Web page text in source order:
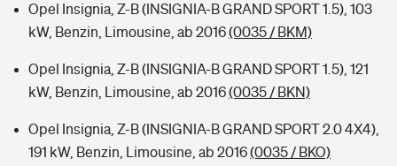
Opel Insignia, Z-B (INSIGNIA-B GRAND SPORT 1.5), 103
kW, Benzin, Limousine, ab 2016(0035 / BKM)
Opel Insignia, Z-B (INSIGNIA-B GRAND SPORT 1.5), 121
kW, Benzin, Limousine, ab 2016(0035 / BKN)
Opel Insignia, Z-B (INSIGNIA-B GRAND SPORT 2.0 4X4),
191 kW, Benzin, Limousine, ab 2016(0035 / BKO)